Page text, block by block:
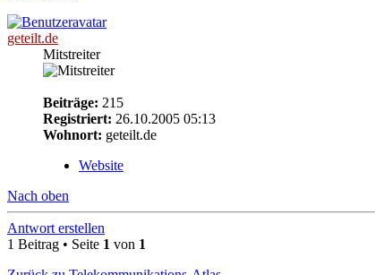
geteilt.de
Mitstreiter
Beiträge: 215
Registriert: 26.10.2005 05:13
Wohnort: geteilt.de
Website
Nach oben
Antwort erstellen
1 Beitrag • Seite 1 von 1